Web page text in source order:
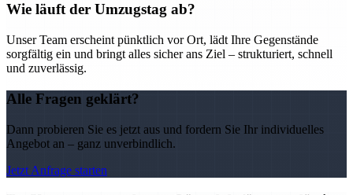
Wie läuft der Umzugstag ab?
Unser Team erscheint pünktlich vor Ort, lädt Ihre Gegenstände
sorgfältig ein und bringt alles sicher ans Ziel – strukturiert, schnell
und zuverlässig.
Alle Fragen geklärt?
Dann probieren Sie es jetzt aus und fordern Sie Ihr individuelles
Angebot an – ganz unverbindlich.
Jetzt Anfrage starten